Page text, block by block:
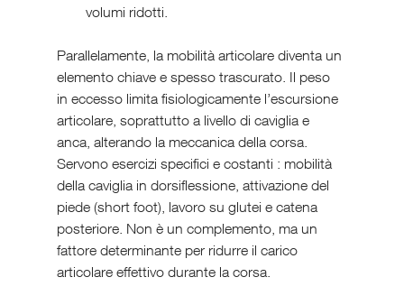
volumi ridotti.
Parallelamente, la mobilità articolare diventa un
elemento chiave e spesso trascurato. Il peso
in eccesso limita fisiologicamente l’escursione
articolare, soprattutto a livello di caviglia e
anca, alterando la meccanica della corsa.
Servono esercizi specifici e costanti : mobilità
della caviglia in dorsiflessione, attivazione del
piede (short foot), lavoro su glutei e catena
posteriore. Non è un complemento, ma un
fattore determinante per ridurre il carico
articolare effettivo durante la corsa.